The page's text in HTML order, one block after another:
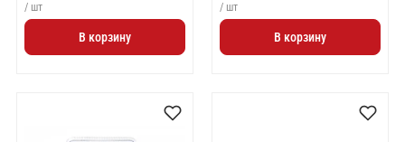
/ шт
В корзину
/ шт
В корзину